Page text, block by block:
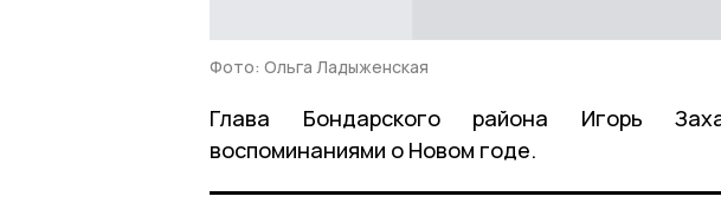
Фото: Ольга Ладыженская
Глава Бондарского района Игорь
воспоминаниями о Новом годе.